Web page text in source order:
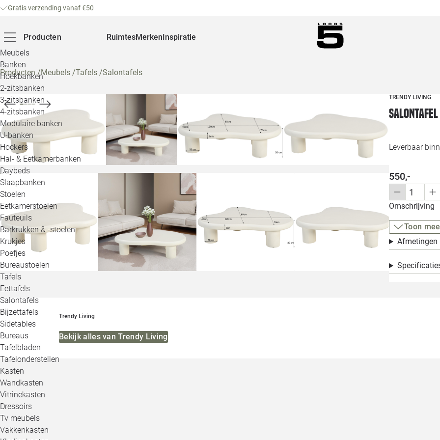
Gratis verzending vanaf €50
Producten
Meubels
Banken
Hoekbanken
2-zitsbanken
3-zitsbanken
4-zitsbanken
Modulaire banken
U-banken
Hockers
Hal- & Eetkamerbanken
Daybeds
Slaapbanken
Stoelen
Eetkamerstoelen
Fauteuils
Barkrukken & -stoelen
Krukjes
Poefjes
Bureaustoelen
Tafels
Eettafels
Salontafels
Bijzettafels
Sidetables
Bureaus
Tafelbladen
Tafelonderstellen
Kasten
Wandkasten
Vitrinekasten
Dressoirs
Tv meubels
Vakkenkasten
RuimtesMerkenInspiratie
Producten/Meubels /Tafels /Salontafels
TRENDY LIVING
Salontafel
Leverbaar
550,-
Omschrijving
Toon
Afmetingen
Trendy Living
Bekijk alles van Trendy Living